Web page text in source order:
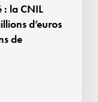
: la CNIL
d’euros
de